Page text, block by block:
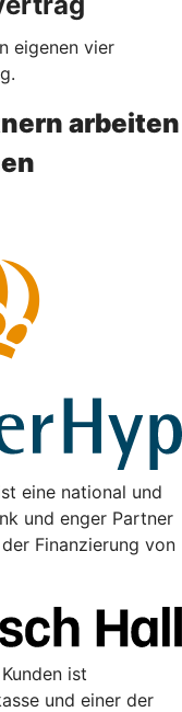
eigenen vier
arbeiten
eine national und
und enger Partner
Finanzierung von
ist
und einer der